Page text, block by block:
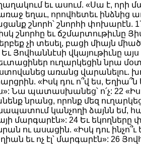
եւ ասում. «Սա է, որի
առաջ եղաւ, որովհետեւ ինձնից
շնորհ՝ շնորհի փոխարէն.
շնորհը եւ ճշմարտութիւնը
չի տեսել, բացի միայն
Յովհաննէսի վկայութիւնը
ուղարկեցին նրա
առանց վարանելու.
«Իսկ դու ո՞վ ես, Եղիա՞ն
Նա պատասխանեց՝ ո՛չ: 22
նրանց, որոնք մեզ
կանչողի ձայնն եմ,
մարգարէն»: 24 Եւ եկողները
ու ասացին. «Իսկ դու ինչո՞ւ
Եղիան եւ ոչ էլ՝ մարգարէն»: